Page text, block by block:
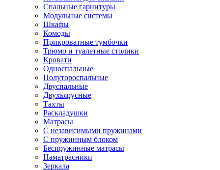
Спальные гарнитуры
Модульные системы
Шкафы
Комоды
Прикроватные тумбочки
Трюмо и туалетные столики
Кровати
Односпальные
Полутороспальные
Двуспальные
Двухъярусные
Тахты
Раскладушки
Матрасы
С независимыми пружинами
С пружинным блоком
Беспружинные матрасы
Наматрасники
Зеркала